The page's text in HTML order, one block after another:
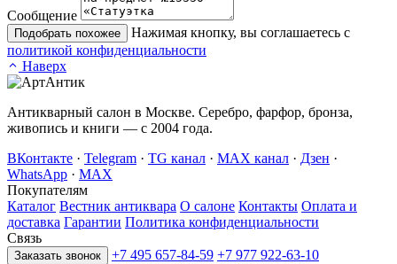
Сообщение
Подобрать похожее
Нажимая кнопку, вы соглашаетесь с
политикой конфиденциальности
Наверх
Антикварный салон в Москве. Серебро, фарфор, бронза,
живопись и книги — с 2004 года.
ВКонтакте · Telegram · TG канал · MAX канал · Дзен ·
WhatsApp · MAX
Покупателям
Каталог Вестник антиквара О салоне Контакты Оплата и
доставка Гарантии Политика конфиденциальности
Связь
Заказать звонок +7 495 657-84-59 +7 977 922-63-10